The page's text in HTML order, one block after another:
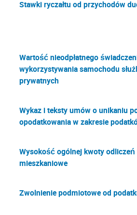
Stawki ryczałtu od przychodów
Wartość nieodpłatnego
wykorzystywania samochodu
prywatnych
Wykaz i teksty umów o unikaniu
opodatkowania w zakresie
Wysokość ogólnej kwoty odliczeń
mieszkaniowe
Zwolnienie podmiotowe od